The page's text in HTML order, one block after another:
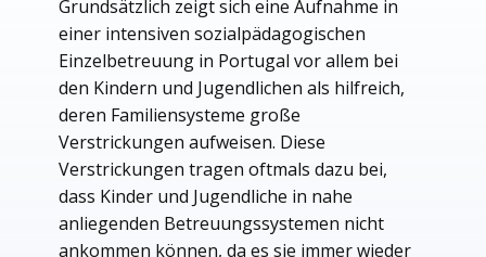
Grundsätzlich zeigt sich eine Aufnahme in
einer intensiven sozialpädagogischen
Einzelbetreuung in Portugal vor allem bei
den Kindern und Jugendlichen als hilfreich,
deren Familiensysteme große
Verstrickungen aufweisen. Diese
Verstrickungen tragen oftmals dazu bei,
dass Kinder und Jugendliche in nahe
anliegenden Betreuungssystemen nicht
ankommen können, da es sie immer wieder